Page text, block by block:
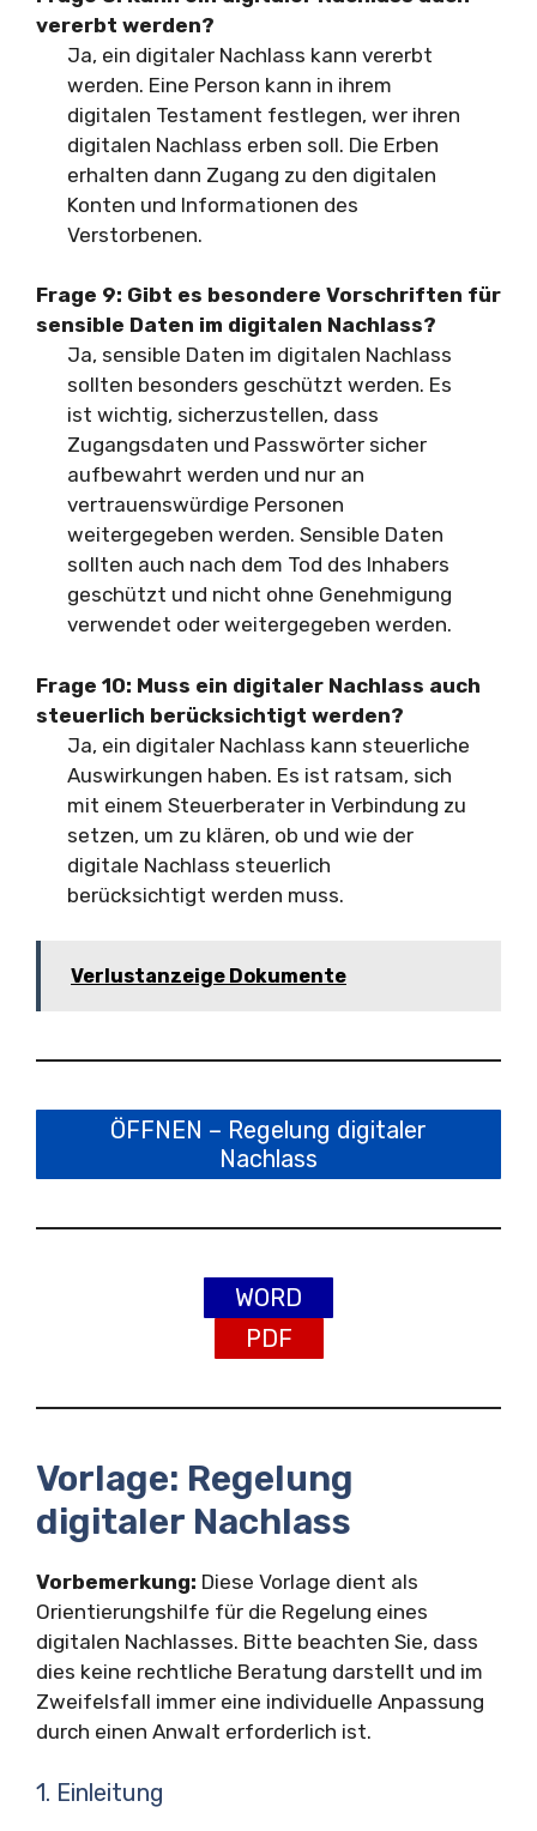
vererbt werden?
Ja, ein digitaler Nachlass kann vererbt
werden. Eine Person kann in ihrem
digitalen Testament festlegen, wer ihren
digitalen Nachlass erben soll. Die Erben
erhalten dann Zugang zu den digitalen
Konten und Informationen des
Verstorbenen.
Frage 9: Gibt es besondere Vorschriften für
sensible Daten im digitalen Nachlass?
Ja, sensible Daten im digitalen Nachlass
sollten besonders geschützt werden. Es
ist wichtig, sicherzustellen, dass
Zugangsdaten und Passwörter sicher
aufbewahrt werden und nur an
vertrauenswürdige Personen
weitergegeben werden. Sensible Daten
sollten auch nach dem Tod des Inhabers
geschützt und nicht ohne Genehmigung
verwendet oder weitergegeben werden.
Frage 10: Muss ein digitaler Nachlass auch
steuerlich berücksichtigt werden?
Ja, ein digitaler Nachlass kann steuerliche
Auswirkungen haben. Es ist ratsam, sich
mit einem Steuerberater in Verbindung zu
setzen, um zu klären, ob und wie der
digitale Nachlass steuerlich
berücksichtigt werden muss.
Verlustanzeige Dokumente
ÖFFNEN – Regelung digitaler
Nachlass
WORD
PDF
Vorlage: Regelung
digitaler Nachlass
Vorbemerkung: Diese Vorlage dient als
Orientierungshilfe für die Regelung eines
digitalen Nachlasses. Bitte beachten Sie, dass
dies keine rechtliche Beratung darstellt und im
Zweifelsfall immer eine individuelle Anpassung
durch einen Anwalt erforderlich ist.
1. Einleitung